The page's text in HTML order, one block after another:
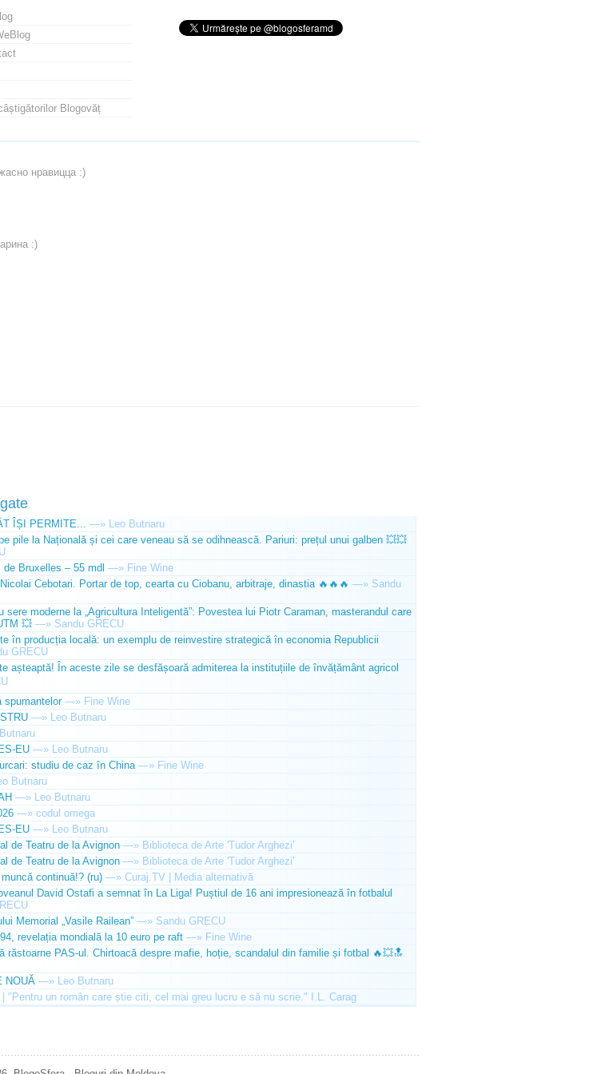
Blogovăț
нравицца :)
:)
ÎȘI PERMITE... —» Leo Butnaru
pile la Națională și cei care veneau să se odihnească. Pariuri: prețul unui galben 💥💥
Bruxelles – 55 mdl —» Fine Wine
Cebotari. Portar de top, cearta cu Ciobanu, arbitraje, dinastia 🔥🔥🔥 —» Sandu
sere moderne la „Agricultura Inteligentă”: Povestea lui Piotr Caraman, masterandul care
💥 —» Sandu GRECU
în producția locală: un exemplu de reinvestire strategică în economia Republicii
GRECU
așteaptă! În aceste zile se desfășoară admiterea la instituțiile de învățământ agricol
spumantelor —» Fine Wine
—» Leo Butnaru
EU —» Leo Butnaru
studiu de caz în China —» Fine Wine
Butnaru
—» Leo Butnaru
—» codul omega
EU —» Leo Butnaru
de Teatru de la Avignon —» Biblioteca de Arte 'Tudor Arghezi'
de Teatru de la Avignon —» Biblioteca de Arte 'Tudor Arghezi'
continuă!? (ru) —» Curaj.TV | Media alternativă
David Ostafi a semnat în La Liga! Puștiul de 16 ani impresionează în fotbalul
Memorial „Vasile Railean” —» Sandu GRECU
revelația mondială la 10 euro pe raft —» Fine Wine
răstoarne PAS-ul. Chirtoacă despre mafie, hoție, scandalul din familie și fotbal 🔥💥🔝
NOUĂ —» Leo Butnaru
"Pentru un român care știe citi, cel mai greu lucru e să nu scrie." I.L. Carag